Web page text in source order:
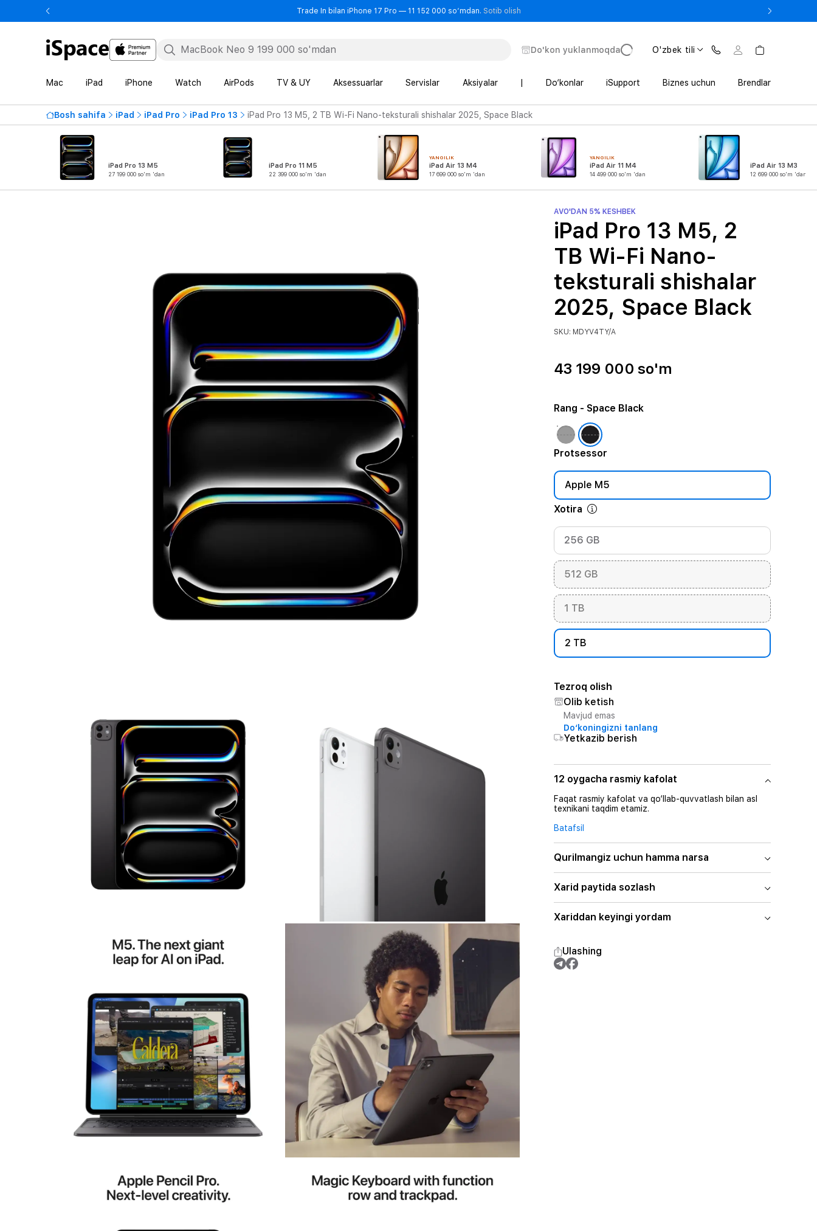
Trade In bilan iPhone 17 Pro — 11 152 000 so‘mdan. Sotib olish- Trade In bilan iPhone 17 Pro — 11 152 000 so‘mdan.
Do'kon yuklanmoqda O'zbek tili
Mac iPad iPhone Watch AirPods TV & UY Aksessuarlar Servislar Aksiyalar Do‘konlar iSupport Biznes uchun Brendlar
Bosh sahifa iPad iPad Pro iPad Pro 13 iPad Pro 13 M5, 2 TB Wi-Fi Nano-teksturali shishalar 2025, Space Black
iPad Pro 13 M5
27 199 000 so'm 'dan
iPad Pro 11 M5
22 399 000 so'm 'dan
YANGILIK
iPad Air 13 M4
17 699 000 so'm 'dan
YANGILIK
iPad Air 11 M4
14 499 000 so'm 'dan
iPad Air 13 M3
12 699 000 so'm 'dan
AVO'DAN 5% KESHBEK
iPad Pro 13 M5, 2
TB Wi-Fi Nano-
teksturali shishalar
2025, Space Black
SKU: MDYV4TY/A
43 199 000 so'm
Rang - Space Black
Protsessor
Apple M5
Xotira
256 GB
512 GB
1 TB
2 TB
Tezroq olish
Olib ketish
Mavjud emas
Do‘koningizni tanlang
Yetkazib berish
12 oygacha rasmiy kafolat
Faqat rasmiy kafolat va qo‘llab-quvvatlash bilan asl
texnikani taqdim etamiz.
Batafsil
Qurilmangiz uchun hamma narsa
Xarid paytida sozlash
Xariddan keyingi yordam
Ulashing